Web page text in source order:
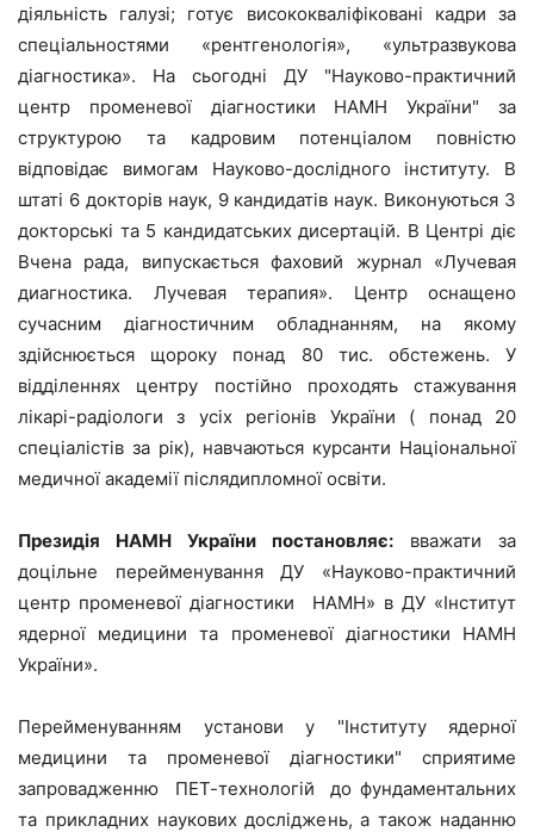
діяльність галузі; готує висококваліфіковані кадри за
спеціальностями «рентгенологія», «ультразвукова
діагностика». На сьогодні ДУ "Науково-практичний
центр променевої діагностики НАМН України" за
структурою та кадровим потенціалом повністю
відповідає вимогам Науково-дослідного інституту. В
штаті 6 докторів наук, 9 кандидатів наук. Виконуються 3
докторські та 5 кандидатських дисертацій. В Центрі діє
Вчена рада, випускається фаховий журнал «Лучевая
диагностика. Лучевая терапия». Центр оснащено
сучасним діагностичним обладнанням, на якому
здійснюється щороку понад 80 тис. обстежень. У
відділеннях центру постійно проходять стажування
лікарі-радіологи з усіх регіонів України ( понад 20
спеціалістів за рік), навчаються курсанти Національної
медичної академії післядипломної освіти.
Президія НАМН України постановляє: вважати за
доцільне перейменування ДУ «Науково-практичний
центр променевої діагностики НАМН» в ДУ «Інститут
ядерної медицини та променевої діагностики НАМН
України».
Перейменуванням установи у "Інституту ядерної
медицини та променевої діагностики" сприятиме
запровадженню ПЕТ-технологій до фундаментальних
та прикладних наукових досліджень, а також наданню